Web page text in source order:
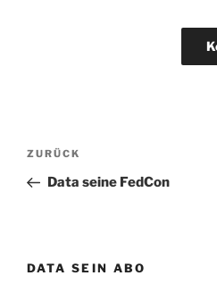
Beitragsnavigation
Vorheriger
Beitrag
ZURÜCK
Data seine FedCon
DATA SEIN ABO